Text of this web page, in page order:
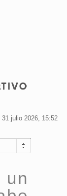
julio 2026, 15:52
un